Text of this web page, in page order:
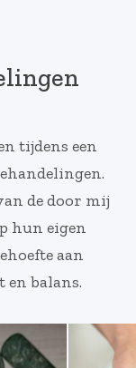
tijdens een
de door mij
hun eigen
aan
balans.